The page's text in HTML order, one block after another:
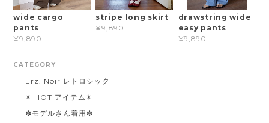
wide cargo
pants
¥9,890
stripe long skirt
¥9,890
drawstring wide
easy pants
¥9,890
CATEGORY
Erz. Noir レトロシック
✴︎ HOT アイテム✴︎
❇︎モデルさん着用❇︎